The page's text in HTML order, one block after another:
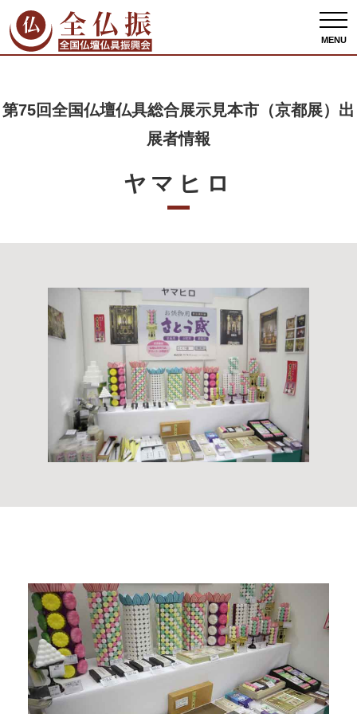
MENU
全仏振ホーム 出展者情報
第75回全国仏壇仏具総合展示見本市（京都展）出展者
情報
ヤマヒロ
第75回全国仏壇仏具総合展示見本市（京都展）出
展者情報
ヤマヒロ